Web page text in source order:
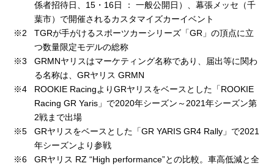
係者招待日、15・16日 ： 一般公開日）、幕張メッセ（千
葉市）で開催されるカスタマイズカーイベント
※2
TGRが手がけるスポーツカーシリーズ「GR」の頂点に立
つ数量限定モデルの総称
※3
GRMNヤリスはマーケティング名称であり、届出等に関わ
る名称は、GRヤリス GRMN
※4
ROOKIE RacingよりGRヤリスをベースとした「ROOKIE
Racing GR Yaris」で2020年シーズン～2021年シーズン第
2戦まで出場
※5
GRヤリスをベースとした「GR YARIS GR4 Rally」で2021
年シーズンより参戦
※6
GRヤリス RZ “High performance”との比較。車高低減と全